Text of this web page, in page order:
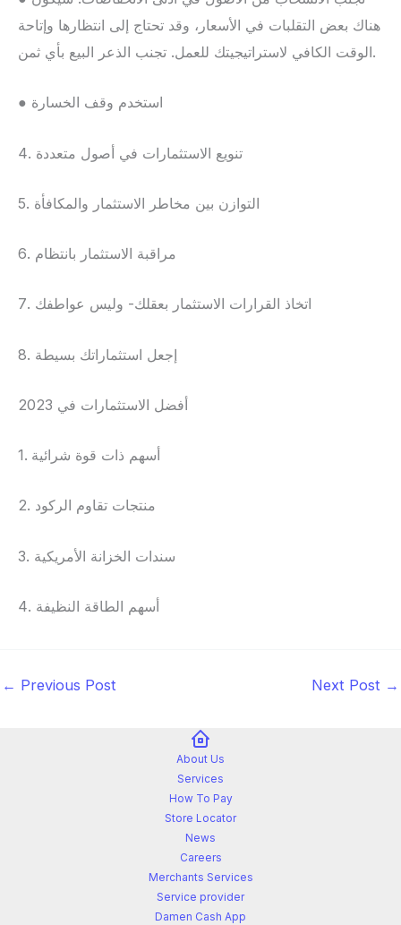
هناك بعض التقلبات في الأسعار، وقد تحتاج إلى انتظارها وإتاحة
الوقت الكافي لاستراتيجيتك للعمل. تجنب الذعر البيع بأي ثمن.
● استخدم وقف الخسارة
4. تنويع الاستثمارات في أصول متعددة
5. التوازن بين مخاطر الاستثمار والمكافأة
6. مراقبة الاستثمار بانتظام
7. اتخاذ القرارات الاستثمار بعقلك- وليس عواطفك
8. إجعل استثماراتك بسيطة
أفضل الاستثمارات في 2023
1. أسهم ذات قوة شرائية
2. منتجات تقاوم الركود
3. سندات الخزانة الأمريكية
4. أسهم الطاقة النظيفة
← Previous Post Next Post →
About Us
Services
How To Pay
Store Locator
News
Careers
Merchants Services
Service provider
Damen Cash App